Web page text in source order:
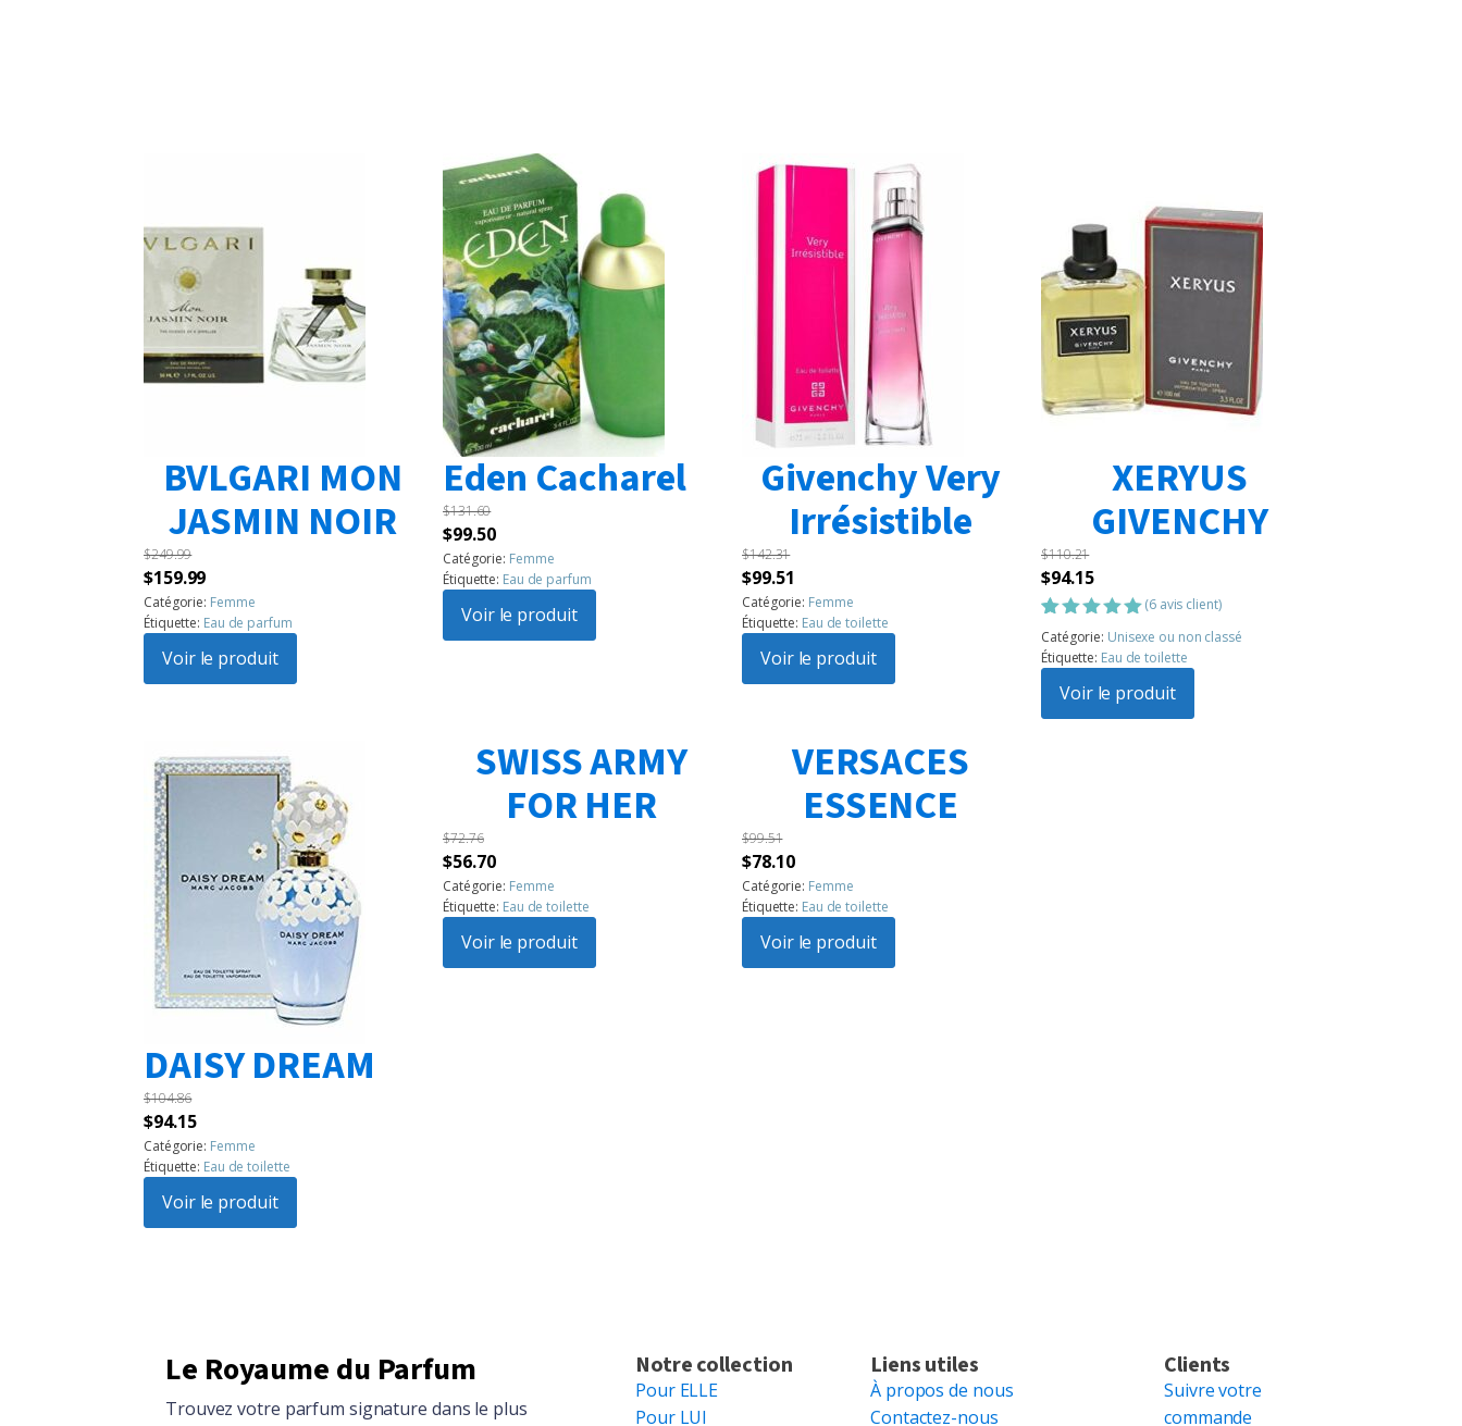
BVLGARI MON
JASMIN NOIR
$249.99
Le
prix
initial
était :
$249.99.
$159.99Le
prix
actuel
est :
$159.99.
Catégorie: Femme
Étiquette: Eau de parfum
Voir le produit
Eden Cacharel
$131.60
Le
prix
initial
était :
$131.60.
$99.50Le
prix
actuel
est :
$99.50.
Catégorie: Femme
Étiquette: Eau de parfum
Voir le produit
Givenchy Very
Irrésistible
$142.31
Le
prix
initial
était :
$142.31.
$99.51
prix
actuel
est :
$99.51.
Catégorie: Femme
Étiquette: Eau de toilette
Voir le produit
XERYUS
GIVENCHY
$110.21
Le
prix
initial
était :
$110.21.
$94.15Le
prix
actuel
est :
$94.15.
Noté5.00
sur 5
basé sur
6
notations
client
(6avis client)
Catégorie: Unisexe ou non classé
Étiquette: Eau de toilette
Voir le produit
DAISY DREAM
$104.86
Le
prix
initial
était :
$104.86.
$94.15Le
prix
actuel
est :
$94.15.
Catégorie: Femme
Étiquette: Eau de toilette
Voir le produit
SWISS ARMY
FOR HER
$72.76
Le
prix
initial
était :
$72.76.
$56.70Le
prix
actuel
est :
$56.70.
Catégorie: Femme
Étiquette: Eau de toilette
Voir le produit
VERSACES
ESSENCE
$99.51
Le
prix
initial
était :
$99.51.
$78.10Le
prix
actuel
est :
$78.10.
Catégorie: Femme
Étiquette: Eau de toilette
Voir le produit
Le Royaume du Parfum
Trouvez votre parfum signature dans le plus
Notre collection
Pour ELLE
Pour LUI
Liens utiles
À propos de nous
Contactez-nous
Clients
Suivre votre
commande